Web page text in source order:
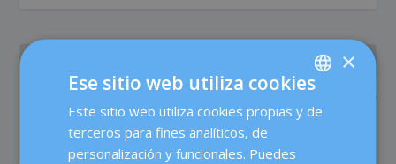
claves para abordarlo en
SIGUIENTE
El futuro contra el cáncer
está en la prevención
SPANISH
×
Ese sitio web utiliza cookies
Este sitio web utiliza cookies propias y de
terceros para fines analíticos, de
personalización y funcionales. Puedes